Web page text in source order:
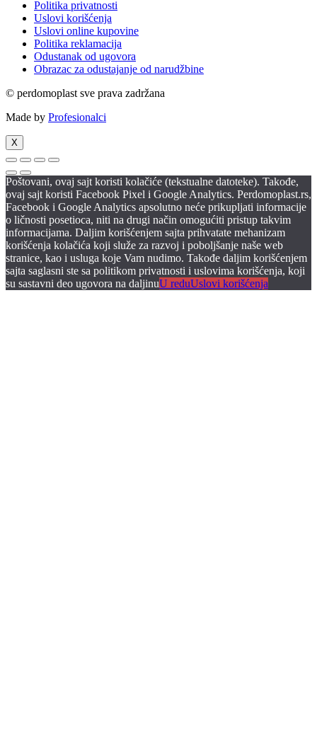
Politika privatnosti
Uslovi korišćenja
Uslovi online kupovine
Politika reklamacija
Odustanak od ugovora
Obrazac za odustajanje od narudžbine
© perdomoplast sve prava zadržana
Made by Profesionalci
X
Poštovani, ovaj sajt koristi kolačiće (tekstualne datoteke). Takođe,
ovaj sajt koristi Facebook Pixel i Google Analytics. Perdomoplast.rs,
Facebook i Google Analytics apsolutno neće prikupljati informacije
o ličnosti posetioca, niti na drugi način omogućiti pristup takvim
informacijama. Daljim korišćenjem sajta prihvatate mehanizam
korišćenja kolačića koji služe za razvoj i poboljšanje naše web
stranice, kao i usluga koje Vam nudimo. Takođe daljim korišćenjem
sajta saglasni ste sa politikom privatnosti i uslovima korišćenja, koji
su sastavni deo ugovora na daljinuU reduUslovi korišćenja